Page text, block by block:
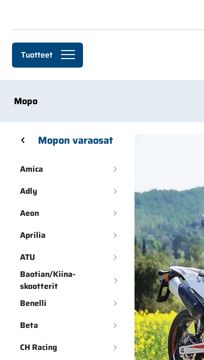
Tuotteet
Mopo
Skip sidebar menu
Mopon varaosat
Amica
Adly
Aeon
Aprilia
ATU
Baotian/Kiina-
skootterit
Benelli
Beta
CH Racing